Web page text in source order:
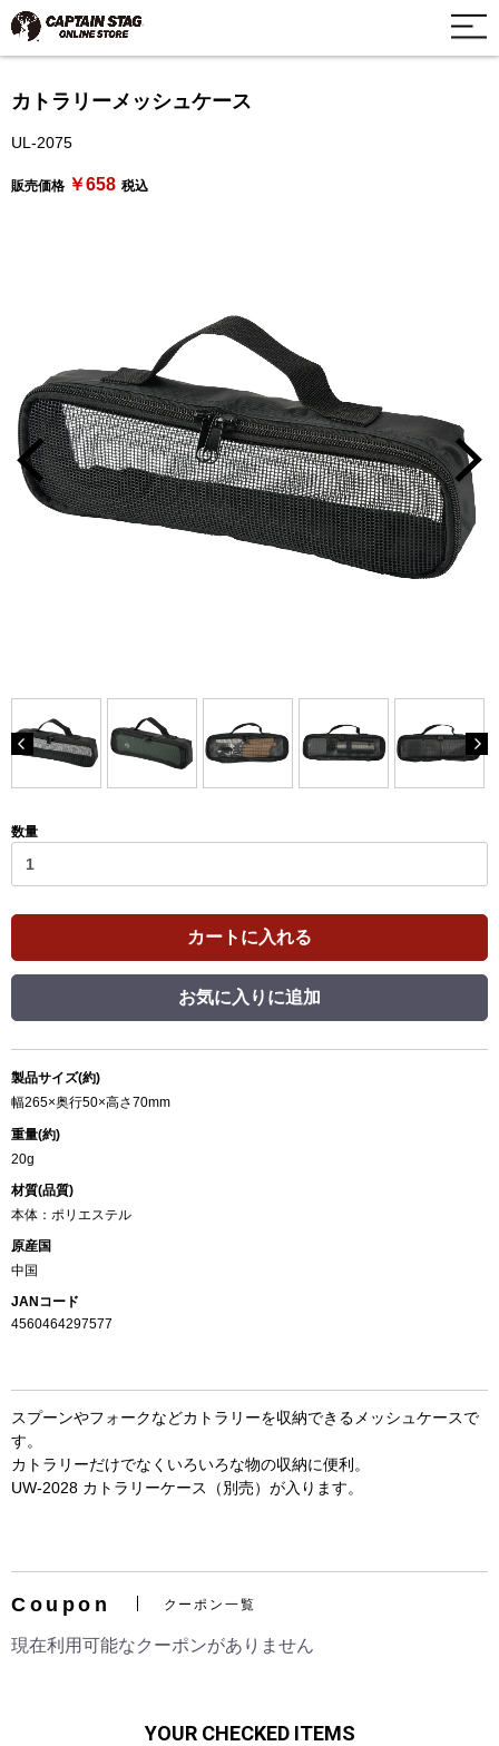
カトラリーメッシュケース
UL-2075
販売価格 ￥658 税込
数量
カートに入れる
お気に入りに追加
製品サイズ(約)
幅265×奥行50×高さ70mm
重量(約)
20g
材質(品質)
本体：ポリエステル
原産国
中国
JANコード
4560464297577
スプーンやフォークなどカトラリーを収納できるメッシュケースで
す。
カトラリーだけでなくいろいろな物の収納に便利。
UW-2028 カトラリーケース（別売）が入ります。
Coupon クーポン一覧
現在利用可能なクーポンがありません
YOUR CHECKED ITEMS